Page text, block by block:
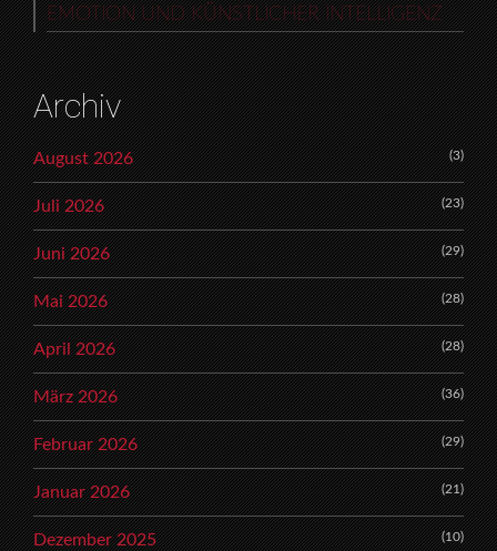
EMOTION UND KÜNSTLICHER INTELLIGENZ
Archiv
August 2026 (3)
Juli 2026 (23)
Juni 2026 (29)
Mai 2026 (28)
April 2026 (28)
März 2026 (36)
Februar 2026 (29)
Januar 2026 (21)
Dezember 2025 (10)